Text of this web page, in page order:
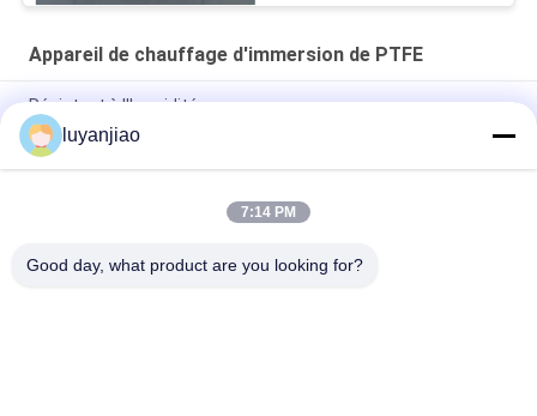
Appareil de chauffage d'immersion de PTFE
Résistant à l'humidité
230V monophasé immersion Heater With PT100 de 1.5KW
190x190x40mm PFA/PTFE
Six chauffe-eau électriques d'immersion de polymère fluoré
luyanjiao
7:14 PM
Good day, what product are you looking for?